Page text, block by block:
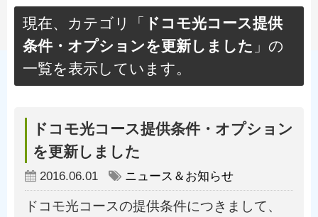
現在、カテゴリ「
ドコモ光コース提供
条件・オプションを更新しました 」の
一覧を表示しています。
ドコモ光コース提供条件・オプション
を更新しました
2016.06.01 ニュース＆お知らせ
ドコモ光コースの提供条件につきまして、